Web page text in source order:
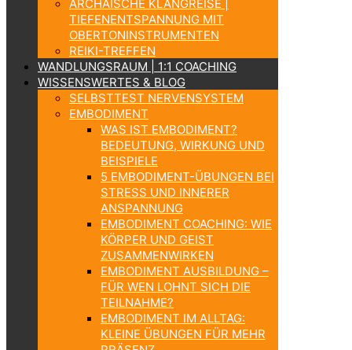
ARCHAISCHE KLANGREISE |
TIEFENENTSPANNUNG MIT
OBERTONINSTRUMENTEN
REIKI-TREFFEN
WANDLUNGSRAUM | 1:1 COACHING
WISSENSWERTES & BLOG
SELBSTTEST NERVENSYSTEM
EMBODIMENT
WAS IST EMBODIMENT?
BEDEUTUNG, WIRKUNG UND
BEISPIELE
5 EMBODIMENT-ÜBUNGEN BEI
STRESS UND INNERER
ANSPANNUNG
EMBODIMENT COACHING: WIE
KÖRPER UND GEIST
ZUSAMMENWIRKEN
EMBODIMENT AUSBILDUNG –
FÜR WEN LOHNT SICH DIE
TEILNAHME?
EMBODIMENT IM ALLTAG:
KLEINE ÜBUNGEN FÜR MEHR